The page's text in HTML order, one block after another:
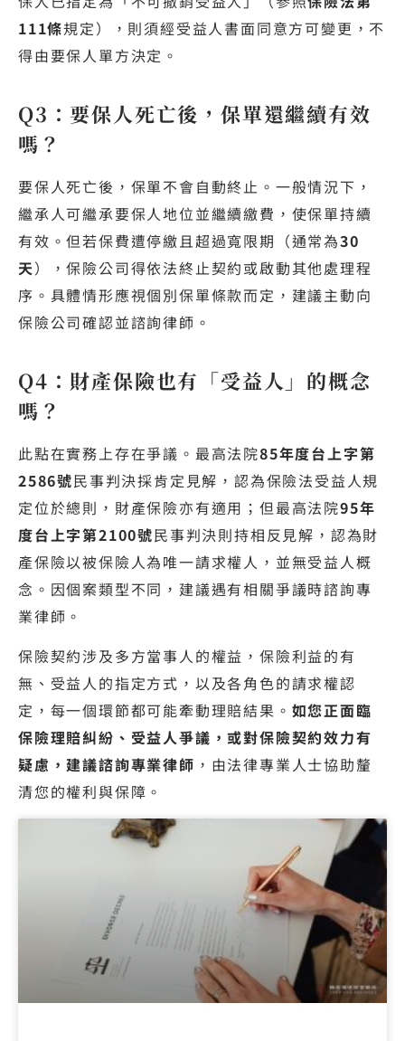
111條規定），則須經受益人書面同意方可變更，不
得由要保人單方決定。
Q3：要保人死亡後，保單還繼續有效
嗎？
要保人死亡後，保單不會自動終止。一般情況下，
繼承人可繼承要保人地位並繼續繳費，使保單持續
有效。但若保費遭停繳且超過寬限期（通常為30
天），保險公司得依法終止契約或啟動其他處理程
序。具體情形應視個別保單條款而定，建議主動向
保險公司確認並諮詢律師。
Q4：財產保險也有「受益人」的概念
嗎？
此點在實務上存在爭議。最高法院85年度台上字第
2586號民事判決採肯定見解，認為保險法受益人規
定位於總則，財產保險亦有適用；但最高法院95年
度台上字第2100號民事判決則持相反見解，認為財
產保險以被保險人為唯一請求權人，並無受益人概
念。因個案類型不同，建議遇有相關爭議時諮詢專
業律師。
保險契約涉及多方當事人的權益，保險利益的有
無、受益人的指定方式，以及各角色的請求權認
定，每一個環節都可能牽動理賠結果。 如您正面臨
保險理賠糾紛、受益人爭議，或對保險契約效力有
疑慮，建議諮詢專業律師 ，由法律專業人士協助釐
清您的權利與保障。